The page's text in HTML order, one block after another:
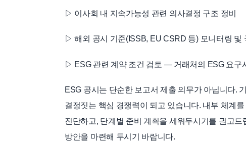
▷ 이사회 내 지속가능성 관련 의사결정 구조 정비
▷ 해외 공시 기준(ISSB, EU CSRD 등) 모니터링 및
▷ ESG 관련 계약 조건 검토 — 거래처의 ESG 요구
ESG 공시는 단순한 보고서 제출 의무가 아닙니다.
결정짓는 핵심 경쟁력이 되고 있습니다. 내부 체계
진단하고, 단계별 준비 계획을 세워두시기를 권고
방안을 마련해 두시기 바랍니다.